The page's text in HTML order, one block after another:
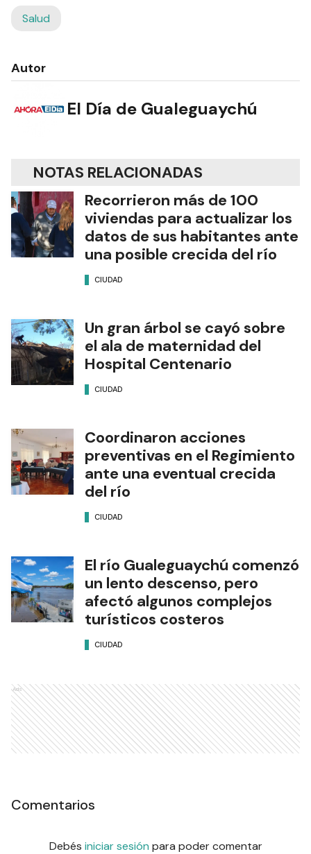
Salud
Autor
El Día de Gualeguaychú
NOTAS RELACIONADAS
Recorrieron más de 100
viviendas para actualizar los
datos de sus habitantes ante
una posible crecida del río
CIUDAD
Un gran árbol se cayó sobre
el ala de maternidad del
Hospital Centenario
CIUDAD
Coordinaron acciones
preventivas en el Regimiento
ante una eventual crecida
del río
CIUDAD
El río Gualeguaychú comenzó
un lento descenso, pero
afectó algunos complejos
turísticos costeros
CIUDAD
Ads
Comentarios
Debés iniciar sesión para poder comentar